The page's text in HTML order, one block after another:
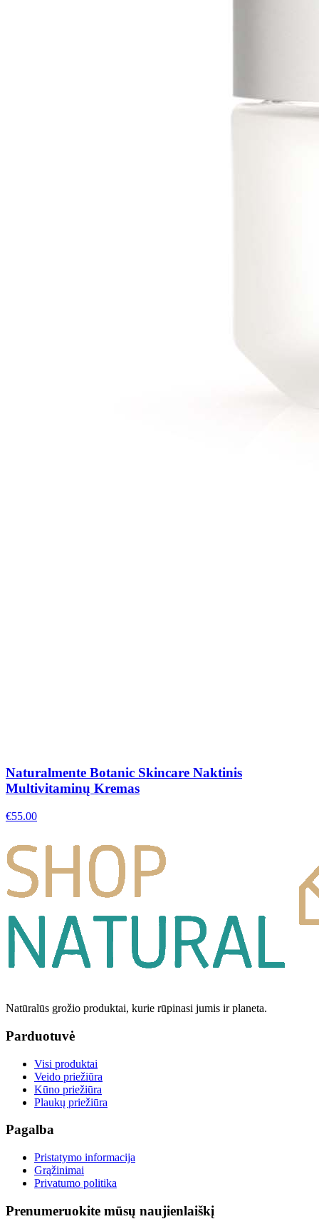
Naturalmente Botanic Skincare Naktinis
Multivitaminų Kremas
€55.00
Natūralūs grožio produktai, kurie rūpinasi jumis ir planeta.
Parduotuvė
Visi produktai
Veido priežiūra
Kūno priežiūra
Plaukų priežiūra
Pagalba
Pristatymo informacija
Grąžinimai
Privatumo politika
Prenumeruokite mūsų naujienlaiškį